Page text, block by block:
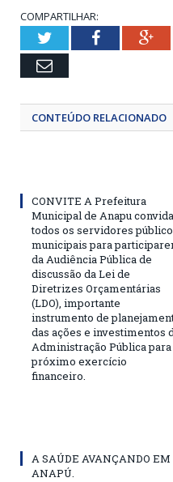
COMPARTILHAR:
TwitterFacebook
Email
CONTEÚDO RELACIONADO
CONVITE A Prefeitura
Municipal de Anapu convida
todos os servidores
municipais para
da Audiência Pública de
discussão da Lei de
Diretrizes Orçamentárias
(LDO), importante
instrumento de
das ações e investimentos
Administração Pública para
próximo exercício
financeiro.
A SAÚDE AVANÇANDO EM
ANAPÚ.